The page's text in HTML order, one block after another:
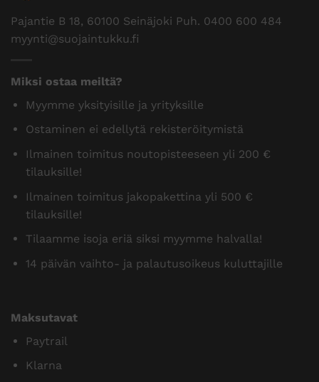
Pajantie B 18, 60100 Seinäjoki Puh. 0400 600 484
myynti@suojaintukku.fi
Miksi ostaa meiltä?
Myymme yksityisille ja yrityksille
Ostaminen ei edellytä rekisteröitymistä
Ilmainen toimitus noutopisteeseen yli 200 €
tilauksille!
Ilmainen toimitus jakopakettina yli 500 €
tilauksille!
Tilaamme isoja eriä siksi myymme halvalla!
14 päivän vaihto- ja palautusoikeus kuluttajille
Maksutavat
Paytrail
Klarna